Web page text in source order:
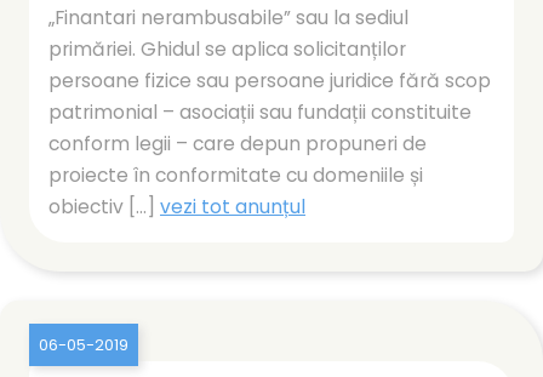
„Finantari nerambusabile” sau la sediul
primăriei. Ghidul se aplica solicitanților
persoane fizice sau persoane juridice fără scop
patrimonial – asociații sau fundații constituite
conform legii – care depun propuneri de
proiecte în conformitate cu domeniile și
obiectiv [...] vezi tot anunțul
06-05-2019